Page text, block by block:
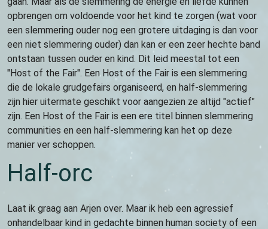
opbrengen om voldoende voor het kind te zorgen (wat voor
een slemmering ouder nog een grotere uitdaging is dan voor
een niet slemmering ouder) dan kan er een zeer hechte band
ontstaan tussen ouder en kind. Dit leid meestal tot een
"Host of the Fair". Een Host of the Fair is een slemmering
die de lokale grudgefairs organiseerd, en half-slemmering
zijn hier uitermate geschikt voor aangezien ze altijd "actief"
zijn. Een Host of the Fair is een ere titel binnen slemmering
communities en een half-slemmering kan het op deze
manier ver schoppen.
Half-orc
Laat ik graag aan Arjen over. Maar ik heb een agressief
onhandelbaar kind in gedachte binnen human society of een